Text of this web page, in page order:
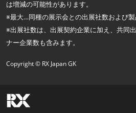
は増減の可能性があります。
※最大…同種の展示会との出展社数および製
※出展社数は、出展契約企業に加え、共同
ナー企業数も含みます。
Copyright © RX Japan GK